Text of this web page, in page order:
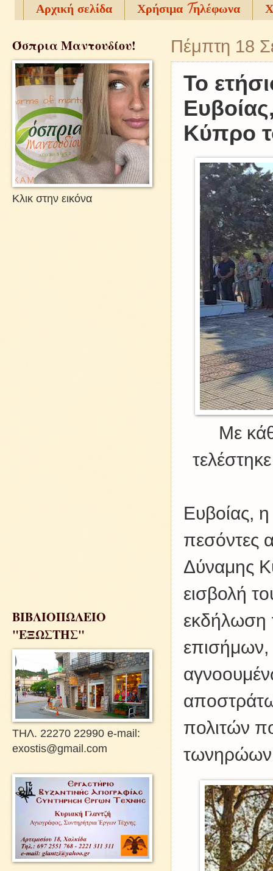
Αρχική σελίδα Χρήσιμα Tηλέφωνα
Πέμπτη 18
Το
Κύπρο
Με
Ευβοίας,
πεσόντες
Δύναμης
εισβολή
εκδήλωση
πολιτών
Όσπρια Μαντουδίου!
Κλικ στην εικόνα
ΒΙΒΛΙΟΠΩΛΕΙΟ
"ΕΞΩΣΤΗΣ"
ΤΗΛ. 22270 22990 e-mail:
exostis@gmail.com